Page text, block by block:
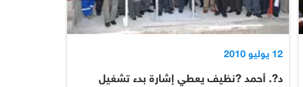
12 يوليو 2010
د?. أحمد ?نظيف يعطي إشارة بدء تشغيل